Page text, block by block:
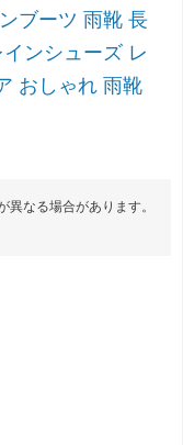
ブーツ 雨靴 長
ンシューズ レ
おしゃれ 雨靴
なる場合があります。